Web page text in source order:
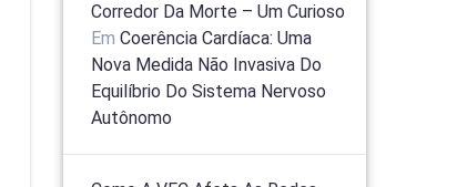
Corredor Da Morte – Um Curioso
EmCoerência Cardíaca: Uma
Nova Medida Não Invasiva Do
Equilíbrio Do Sistema Nervoso
Autônomo